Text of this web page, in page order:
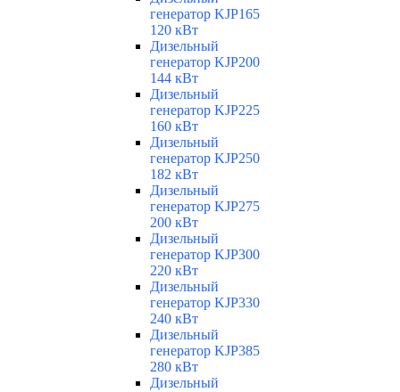
генератор KJP165
120 кВт
Дизельный
генератор KJP200
144 кВт
Дизельный
генератор KJP225
160 кВт
Дизельный
генератор KJP250
182 кВт
Дизельный
генератор KJP275
200 кВт
Дизельный
генератор KJP300
220 кВт
Дизельный
генератор KJP330
240 кВт
Дизельный
генератор KJP385
280 кВт
Дизельный